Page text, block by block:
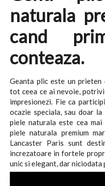
naturala
cand
conteaza.
Geanta plic este un prieten
tot ceea ce ai nevoie,
impresionezi. Fie ca
ocazie speciala, sau doar
piele naturala este cea
piele naturala premium
Lancaster Paris sunt
increzatoare in fortele
unic si elegant, dar